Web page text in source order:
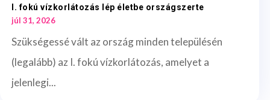
I. fokú vízkorlátozás lép életbe országszerte
júl 31, 2026
Szükségessé vált az ország minden településén
(legalább) az I. fokú vízkorlátozás, amelyet a
jelenlegi...